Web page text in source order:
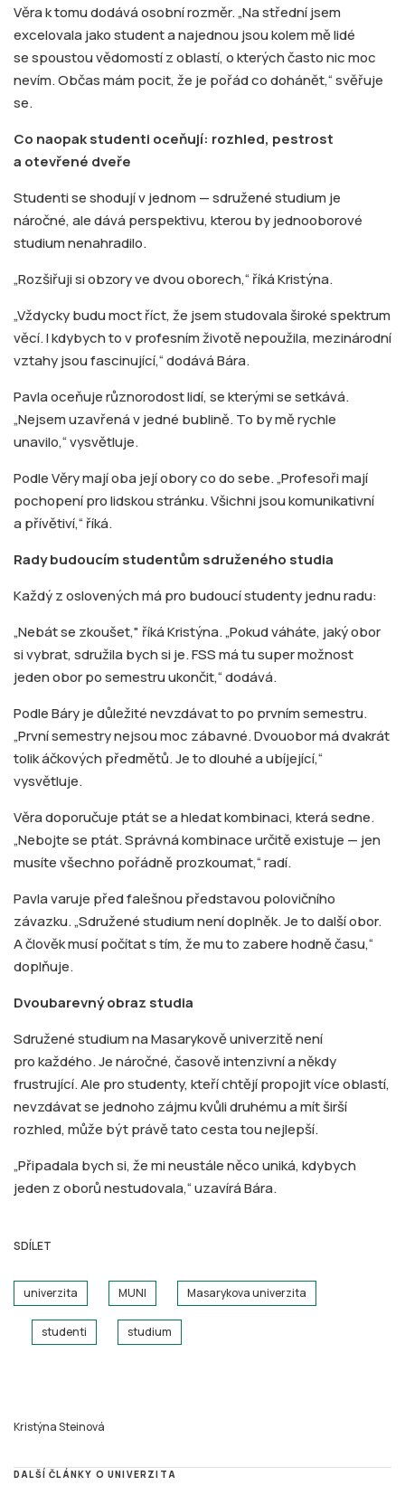
Věra k tomu dodává osobní rozměr. „Na střední jsem
excelovala jako student a najednou jsou kolem mě lidé
se spoustou vědomostí z oblastí, o kterých často nic moc
nevím. Občas mám pocit, že je pořád co dohánět,“ svěřuje
se.
Co naopak studenti oceňují: rozhled, pestrost
a otevřené dveře
Studenti se shodují v jednom — sdružené studium je
náročné, ale dává perspektivu, kterou by jednooborové
studium nenahradilo.
„Rozšiřuji si obzory ve dvou oborech,“ říká Kristýna.
„Vždycky budu moct říct, že jsem studovala široké spektrum
věcí. I kdybych to v profesním životě nepoužila, mezinárodní
vztahy jsou fascinující,“ dodává Bára.
Pavla oceňuje různorodost lidí, se kterými se setkává.
„Nejsem uzavřená v jedné bublině. To by mě rychle
unavilo,“ vysvětluje.
Podle Věry mají oba její obory co do sebe. „Profesoři mají
pochopení pro lidskou stránku. Všichni jsou komunikativní
a přívětiví,“ říká.
Rady budoucím studentům sdruženého studia
Každý z oslovených má pro budoucí studenty jednu radu:
„Nebát se zkoušet," říká Kristýna. „Pokud váháte, jaký obor
si vybrat, sdružila bych si je. FSS má tu super možnost
jeden obor po semestru ukončit,“ dodává.
Podle Báry je důležité nevzdávat to po prvním semestru.
„První semestry nejsou moc zábavné. Dvouobor má dvakrát
tolik áčkových předmětů. Je to dlouhé a ubíjející,“
vysvětluje.
Věra doporučuje ptát se a hledat kombinaci, která sedne.
„Nebojte se ptát. Správná kombinace určitě existuje — jen
musíte všechno pořádně prozkoumat,“ radí.
Pavla varuje před falešnou představou polovičního
závazku. „Sdružené studium není doplněk. Je to další obor.
A člověk musí počítat s tím, že mu to zabere hodně času,“
doplňuje.
Dvoubarevný obraz studia
Sdružené studium na Masarykově univerzitě není
pro každého. Je náročné, časově intenzivní a někdy
frustrující. Ale pro studenty, kteří chtějí propojit více oblastí,
nevzdávat se jednoho zájmu kvůli druhému a mít širší
rozhled, může být právě tato cesta tou nejlepší.
„Připadala bych si, že mi neustále něco uniká, kdybych
jeden z oborů nestudovala,“ uzavírá Bára.
SDÍLET
univerzita MUNI Masarykova univerzita
studenti studium
Kristýna Steinová
DALŠÍ ČLÁNKY O UNIVERZITA